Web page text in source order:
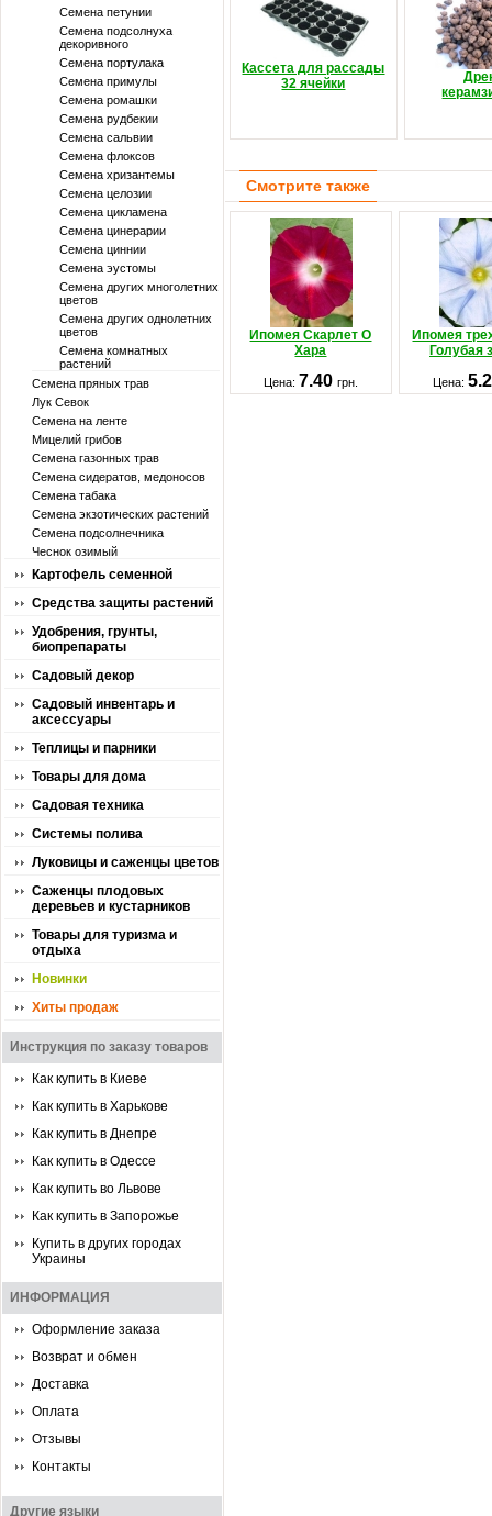
Семена петунии
Семена подсолнуха
декоривного
Семена портулака
Семена примулы
Семена ромашки
Семена рудбекии
Семена сальвии
Семена флоксов
Семена хризантемы
Семена целозии
Семена цикламена
Семена цинерарии
Семена циннии
Семена эустомы
Семена других многолетних
цветов
Семена других однолетних
цветов
Семена комнатных
растений
Семена пряных трав
Лук Севок
Семена на ленте
Мицелий грибов
Семена газонных трав
Семена сидератов, медоносов
Семена табака
Семена экзотических растений
Семена подсолнечника
Чеснок озимый
Картофель семенной
Средства защиты растений
Удобрения, грунты,
биопрепараты
Садовый декор
Садовый инвентарь и
аксессуары
Теплицы и парники
Товары для дома
Садовая техника
Системы полива
Луковицы и саженцы цветов
Саженцы плодовых
деревьев и кустарников
Товары для туризма и
отдыха
Новинки
Хиты продаж
Инструкция по заказу товаров
Как купить в Киеве
Как купить в Харькове
Как купить в Днепре
Как купить в Одессе
Как купить во Львове
Как купить в Запорожье
Купить в других городах
Украины
ИНФОРМАЦИЯ
Оформление заказа
Возврат и обмен
Доставка
Оплата
Отзывы
Контакты
Другие языки
Кассета для рассады
32 ячейки
Смотрите также
Ипомея Скарлет О
Хара
Ипомея
Голубая
Цена: 7.40 грн. Цена: